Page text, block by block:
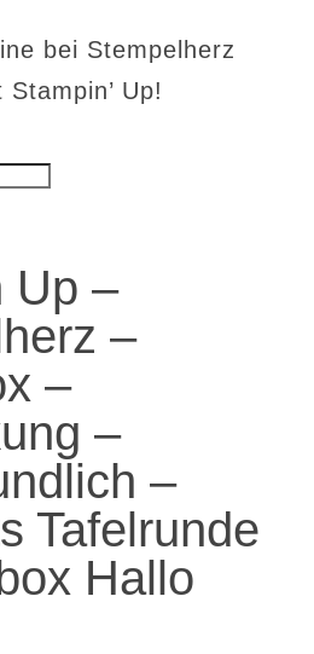
bei Stempelherz
Up!
Up –
–
–
–
–
Tafelrunde
Hallo